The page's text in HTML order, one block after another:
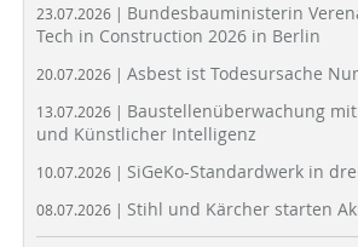
23.07.2026 | Bundesbauministerin
Tech in Construction 2026 in Berlin
20.07.2026 | Asbest ist Todesursache
13.07.2026 | Baustellenüberwachung
und Künstlicher Intelligenz
10.07.2026 | SiGeKo-Standardwerk in
08.07.2026 | Stihl und Kärcher starten